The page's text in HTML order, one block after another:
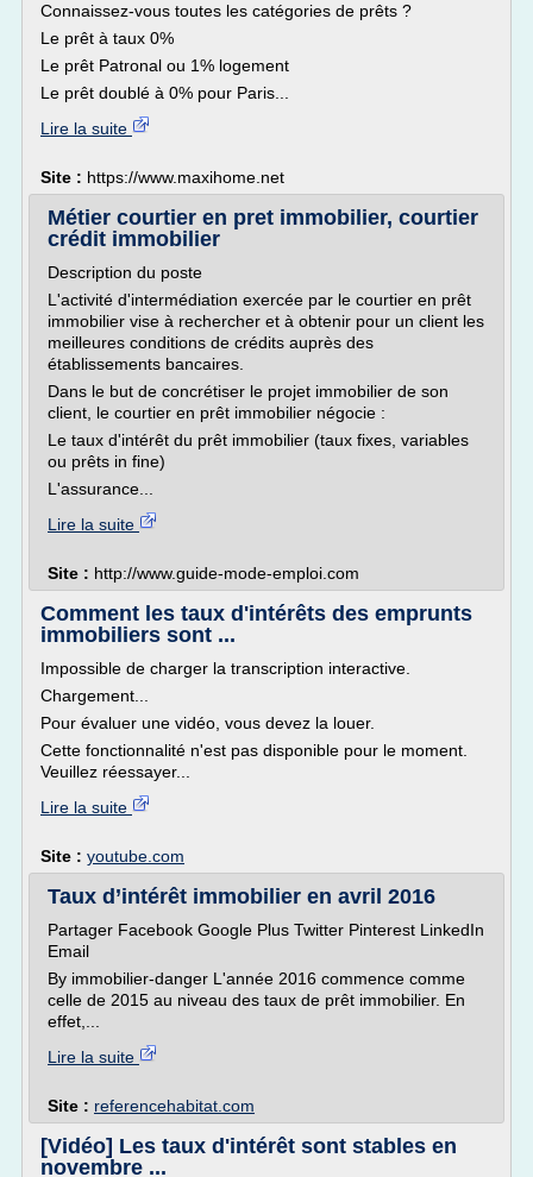
Connaissez-vous toutes les catégories de prêts ?
Le prêt à taux 0%
Le prêt Patronal ou 1% logement
Le prêt doublé à 0% pour Paris...
Lire la suite
Site : https://www.maxihome.net
Métier courtier en pret immobilier, courtier
crédit immobilier
Description du poste
L'activité d'intermédiation exercée par le courtier en prêt
immobilier vise à rechercher et à obtenir pour un client les
meilleures conditions de crédits auprès des
établissements bancaires.
Dans le but de concrétiser le projet immobilier de son
client, le courtier en prêt immobilier négocie :
Le taux d'intérêt du prêt immobilier (taux fixes, variables
ou prêts in fine)
L'assurance...
Lire la suite
Site : http://www.guide-mode-emploi.com
Comment les taux d'intérêts des emprunts
immobiliers sont ...
Impossible de charger la transcription interactive.
Chargement...
Pour évaluer une vidéo, vous devez la louer.
Cette fonctionnalité n'est pas disponible pour le moment.
Veuillez réessayer...
Lire la suite
Site : youtube.com
Taux d’intérêt immobilier en avril 2016
Partager Facebook Google Plus Twitter Pinterest LinkedIn
Email
By immobilier-danger L'année 2016 commence comme
celle de 2015 au niveau des taux de prêt immobilier. En
effet,...
Lire la suite
Site : referencehabitat.com
[Vidéo] Les taux d'intérêt sont stables en
novembre ...